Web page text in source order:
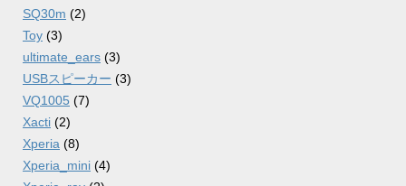
SQ30m (2)
Toy (3)
ultimate_ears (3)
USBスピーカー (3)
VQ1005 (7)
Xacti (2)
Xperia (8)
Xperia_mini (4)